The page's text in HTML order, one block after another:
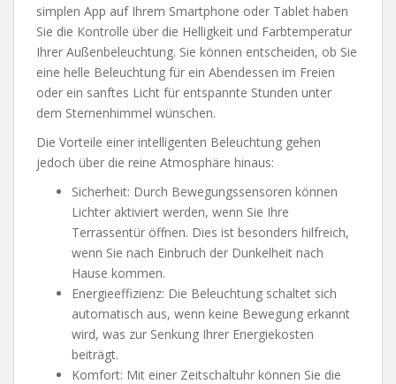
simplen App auf Ihrem Smartphone oder Tablet haben
Sie die Kontrolle über die Helligkeit und Farbtemperatur
Ihrer Außenbeleuchtung. Sie können entscheiden, ob Sie
eine helle Beleuchtung für ein Abendessen im Freien
oder ein sanftes Licht für entspannte Stunden unter
dem Sternenhimmel wünschen.
Die Vorteile einer intelligenten Beleuchtung gehen
jedoch über die reine Atmosphäre hinaus:
Sicherheit: Durch Bewegungssensoren können
Lichter aktiviert werden, wenn Sie Ihre
Terrassentür öffnen. Dies ist besonders hilfreich,
wenn Sie nach Einbruch der Dunkelheit nach
Hause kommen.
Energieeffizienz: Die Beleuchtung schaltet sich
automatisch aus, wenn keine Bewegung erkannt
wird, was zur Senkung Ihrer Energiekosten
beiträgt.
Komfort: Mit einer Zeitschaltuhr können Sie die